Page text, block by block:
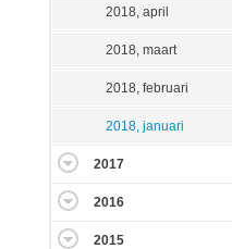
2018, april
2018, maart
2018, februari
2018, januari
2017
2016
2015